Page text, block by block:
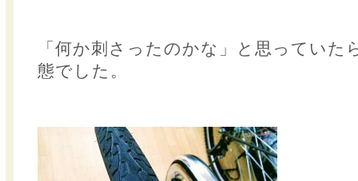
「何か刺さったのかな」と思っていた
態でした。